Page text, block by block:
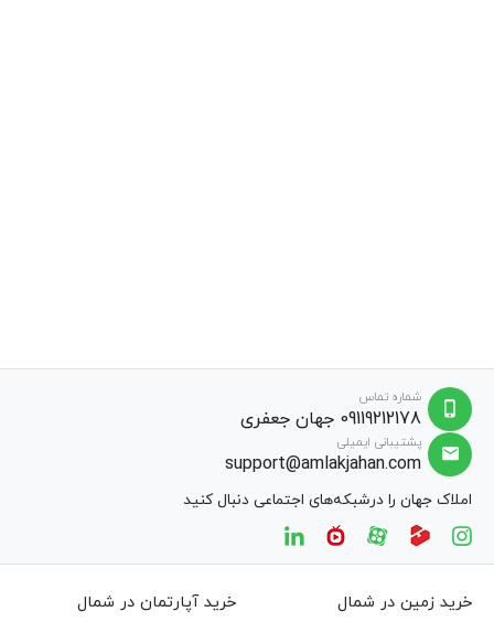
شماره تماس
09119212178 جهان جعفری
پشتیبانی ایمیلی
support@amlakjahan.com
املاک جهان را درشبکه‌های اجتماعی دنبال کنید
خرید زمین در شمال خرید آپارتمان در شمال